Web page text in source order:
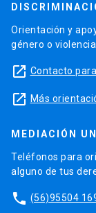
Orientación y
género o violencia
launch Contacto
launch Más
MEDIACIÓN
Teléfonos para
alguno de tus
phone (56)95504